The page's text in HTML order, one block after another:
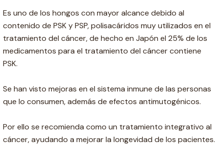
Es uno de los hongos con mayor alcance debido al
contenido de PSK y PSP, polisacáridos muy utilizados en el
tratamiento del cáncer, de hecho en Japón el 25% de los
medicamentos para el tratamiento del cáncer contiene
PSK.
Se han visto mejoras en el sistema inmune de las personas
que lo consumen, además de efectos antimutogénicos.
Por ello se recomienda como un tratamiento integrativo al
cáncer, ayudando a mejorar la longevidad de los pacientes.